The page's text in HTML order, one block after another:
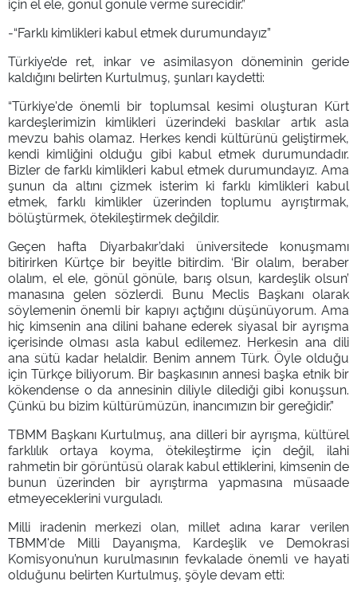
-“Farklı kimlikleri kabul etmek durumundayız”
Türkiye’de ret, inkar ve asimilasyon döneminin geride
kaldığını belirten Kurtulmuş, şunları kaydetti:
“Türkiye'de önemli bir toplumsal kesimi oluşturan Kürt
kardeşlerimizin kimlikleri üzerindeki baskılar artık asla
mevzu bahis olamaz. Herkes kendi kültürünü geliştirmek,
kendi kimliğini olduğu gibi kabul etmek durumundadır.
Bizler de farklı kimlikleri kabul etmek durumundayız. Ama
şunun da altını çizmek isterim ki farklı kimlikleri kabul
etmek, farklı kimlikler üzerinden toplumu ayrıştırmak,
bölüştürmek, ötekileştirmek değildir.
Geçen hafta Diyarbakır’daki üniversitede konuşmamı
bitirirken Kürtçe bir beyitle bitirdim. ‘Bir olalım, beraber
olalım, el ele, gönül gönüle, barış olsun, kardeşlik olsun’
manasına gelen sözlerdi. Bunu Meclis Başkanı olarak
söylemenin önemli bir kapıyı açtığını düşünüyorum. Ama
hiç kimsenin ana dilini bahane ederek siyasal bir ayrışma
içerisinde olması asla kabul edilemez. Herkesin ana dili
ana sütü kadar helaldir. Benim annem Türk. Öyle olduğu
için Türkçe biliyorum. Bir başkasının annesi başka etnik bir
kökendense o da annesinin diliyle dilediği gibi konuşsun.
Çünkü bu bizim kültürümüzün, inancımızın bir gereğidir.”
TBMM Başkanı Kurtulmuş, ana dilleri bir ayrışma, kültürel
farklılık ortaya koyma, ötekileştirme için değil, ilahi
rahmetin bir görüntüsü olarak kabul ettiklerini, kimsenin de
bunun üzerinden bir ayrıştırma yapmasına müsaade
etmeyeceklerini vurguladı.
Milli iradenin merkezi olan, millet adına karar verilen
TBMM'de Milli Dayanışma, Kardeşlik ve Demokrasi
Komisyonu’nun kurulmasının fevkalade önemli ve hayati
olduğunu belirten Kurtulmuş, şöyle devam etti: